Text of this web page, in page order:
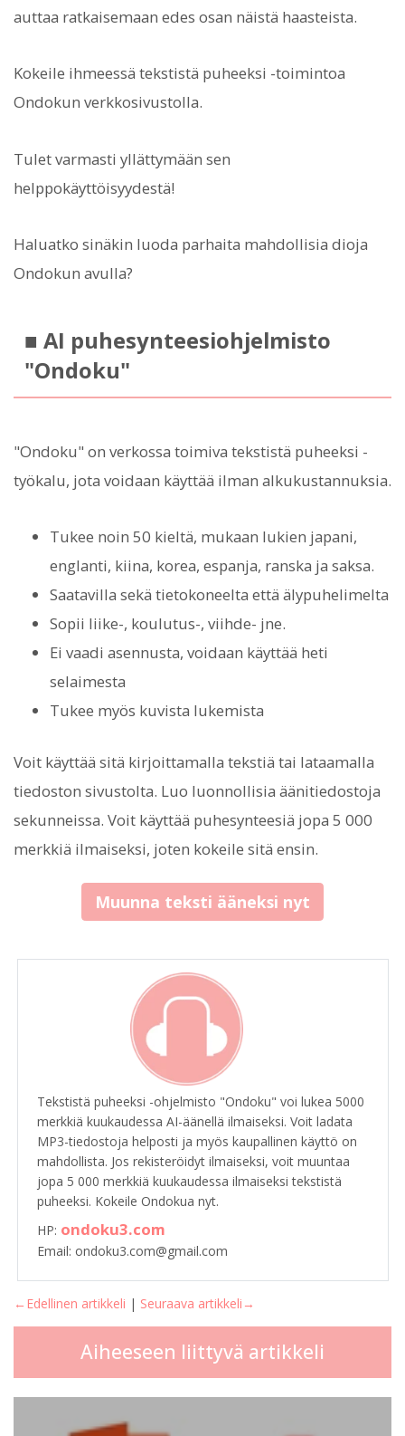
auttaa ratkaisemaan edes osan näistä haasteista.
Kokeile ihmeessä tekstistä puheeksi -toimintoa
Ondokun verkkosivustolla.
Tulet varmasti yllättymään sen
helppokäyttöisyydestä!
Haluatko sinäkin luoda parhaita mahdollisia dioja
Ondokun avulla?
■ AI puhesynteesiohjelmisto
"Ondoku"
"Ondoku" on verkossa toimiva tekstistä puheeksi -
työkalu, jota voidaan käyttää ilman alkukustannuksia.
Tukee noin 50 kieltä, mukaan lukien japani,
englanti, kiina, korea, espanja, ranska ja saksa.
Saatavilla sekä tietokoneelta että älypuhelimelta
Sopii liike-, koulutus-, viihde- jne.
Ei vaadi asennusta, voidaan käyttää heti
selaimesta
Tukee myös kuvista lukemista
Voit käyttää sitä kirjoittamalla tekstiä tai lataamalla
tiedoston sivustolta. Luo luonnollisia äänitiedostoja
sekunneissa. Voit käyttää puhesynteesiä jopa 5 000
merkkiä ilmaiseksi, joten kokeile sitä ensin.
Muunna teksti ääneksi nyt
Tekstistä puheeksi -ohjelmisto "Ondoku" voi lukea 5000
merkkiä kuukaudessa AI-äänellä ilmaiseksi. Voit ladata
MP3-tiedostoja helposti ja myös kaupallinen käyttö on
mahdollista. Jos rekisteröidyt ilmaiseksi, voit muuntaa
jopa 5 000 merkkiä kuukaudessa ilmaiseksi tekstistä
puheeksi. Kokeile Ondokua nyt.
HP: ondoku3.com
Email: ondoku3.com@gmail.com
←Edellinen artikkeli | Seuraava artikkeli→
Aiheeseen liittyvä artikkeli